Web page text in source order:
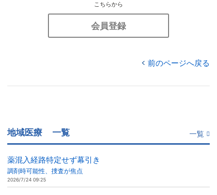
こちらから
会員登録
前のページへ戻る
地域医療 一覧 一覧
薬混入経路特定せず幕引き
調剤時可能性、捜査が焦点
2026/7/24 09:25